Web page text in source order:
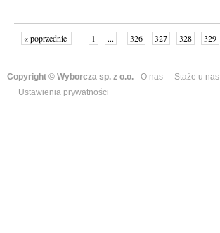
« poprzednie 1 ... 326 327 328 329
Copyright © Wyborcza sp. z o.o. O nas Staże u nas
Ustawienia prywatności